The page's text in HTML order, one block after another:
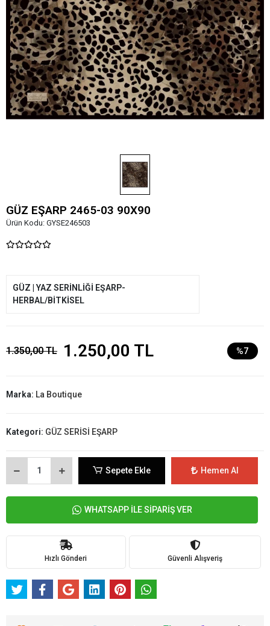
GÜZ EŞARP 2465-03 90X90
Ürün Kodu: GYSE246503
GÜZ | YAZ SERİNLİĞİ EŞARP-
HERBAL/BİTKİSEL
1.350,00 TL 1.250,00 TL %7
Marka: La Boutique
Kategori: GÜZ SERİSİ EŞARP
Sepete Ekle Hemen Al
WHATSAPP İLE SİPARİŞ VER
Hızlı Gönderi Güvenli Alışveriş